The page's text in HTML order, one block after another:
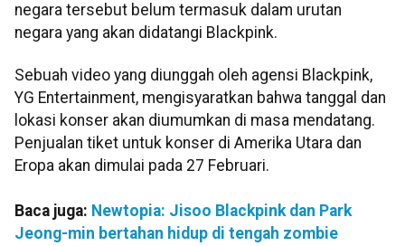
negara tersebut belum termasuk dalam urutan
negara yang akan didatangi Blackpink.
Sebuah video yang diunggah oleh agensi Blackpink,
YG Entertainment, mengisyaratkan bahwa tanggal dan
lokasi konser akan diumumkan di masa mendatang.
Penjualan tiket untuk konser di Amerika Utara dan
Eropa akan dimulai pada 27 Februari.
Baca juga: Newtopia: Jisoo Blackpink dan Park
Jeong-min bertahan hidup di tengah zombie